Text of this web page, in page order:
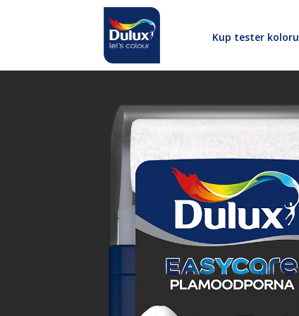
Kup tester koloru